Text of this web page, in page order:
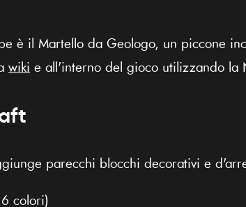
è il Martello da Geologo, un piccone
wiki e all'interno del gioco utilizzando la
parecchi blocchi decorativi e
colori)